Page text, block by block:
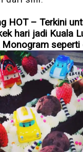
HOT – Terkini
hari jadi Kuala
Monogram seperti